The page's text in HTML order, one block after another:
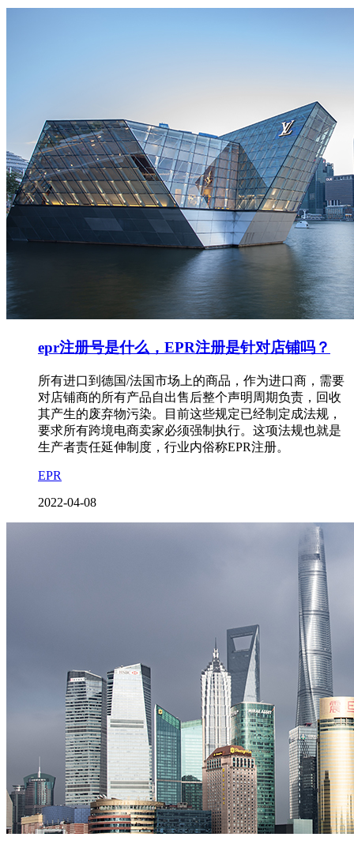
epr注册号是什么，EPR注册是针对店铺吗？
所有进口到德国/法国市场上的商品，作为进口商，需要
对店铺商的所有产品自出售后整个声明周期负责，回收
其产生的废弃物污染。目前这些规定已经制定成法规，
要求所有跨境电商卖家必须强制执行。这项法规也就是
生产者责任延伸制度，行业内俗称EPR注册。
EPR
2022-04-08